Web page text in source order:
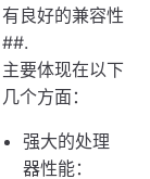
有良好的兼容性
##.
主要体现在以下
几个方面：
强大的处理
器性能：